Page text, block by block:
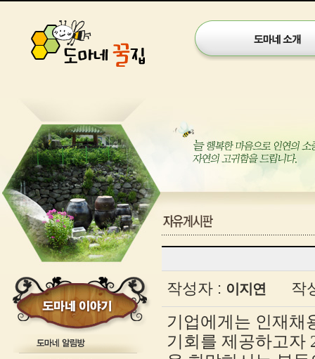
글
보
기
테
이
블
작성자 : 이지연 작
기업에게는 인재채
기회를 제공하고자